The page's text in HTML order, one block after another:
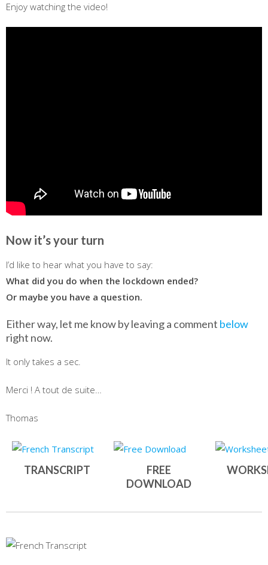
Enjoy watching the video!
Now it’s your turn
I’d like to hear what you have to say:
What did you do when the lockdown ended?
Or maybe you have a question.
Either way, let me know by leaving a comment below
right now.
It only takes a sec.
Merci ! A tout de suite…
Thomas
TRANSCRIPT
FREE
DOWNLOAD